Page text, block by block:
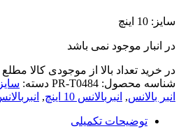
سایز: 10 اینچ
در انبار موجود نمی باشد
در خرید تعداد بالا از موجودی کالا
شناسه محصول: PR-T0484 دسته:
انبر بالانس, انبربالانس 10 اینچ ,
توضیحات تکمیلی